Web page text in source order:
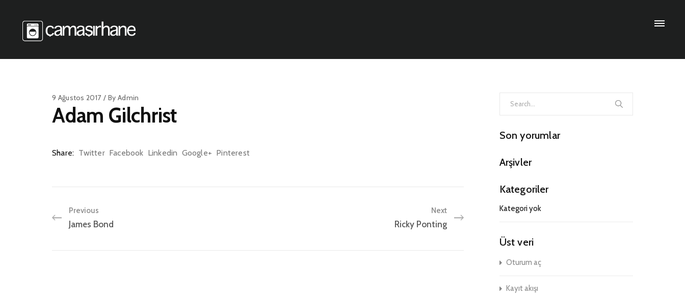
9 Ağustos 2017 ByAdmin
Adam Gilchrist
Share Twitter Facebook Linkedin Google+ Pinterest
Previous
James Bond
Next
Ricky Ponting
Son yorumlar
Arşivler
Kategoriler
Kategori yok
Üst veri
Oturum aç
Kayıt akışı